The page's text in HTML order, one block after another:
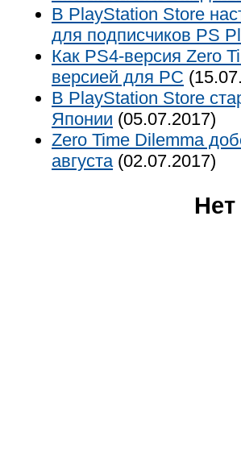
В PlayStation Store
для подписчиков PS
Как PS4-версия Zero
версией для РС
В PlayStation Store
Японии (05.07.2017)
Zero Time Dilemma
августа(02.07.2017)